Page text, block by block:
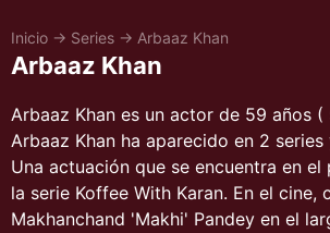
Inicio → Series → Arbaaz Khan
Arbaaz Khan
Arbaaz Khan es un actor de 59 años (
Arbaaz Khan ha aparecido en 2 series
Una actuación que se encuentra en el
la serie Koffee With Karan. En el cine,
Makhanchand 'Makhi' Pandey en el